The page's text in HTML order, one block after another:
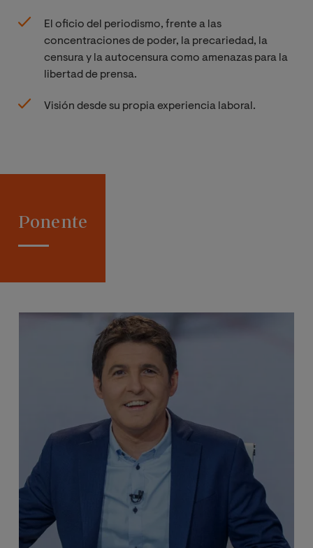
El oficio del periodismo, frente a las
concentraciones de poder, la precariedad, la
censura y la autocensura como amenazas para la
libertad de prensa.
Visión desde su propia experiencia laboral.
Ponente